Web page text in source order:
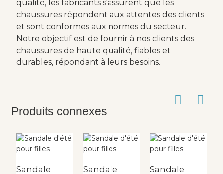
qualité, les fabricants s'assurent que les
chaussures répondent aux attentes des clients
et sont conformes aux normes du secteur.
Notre objectif est de fournir à nos clients des
chaussures de haute qualité, fiables et
durables, répondant à leurs besoins.
Produits connexes
Sandale
Sandale
Sandale